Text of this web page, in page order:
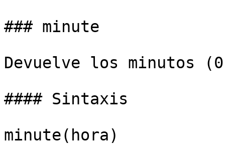
### minute
Devuelve los minutos
#### Sintaxis
minute(hora)